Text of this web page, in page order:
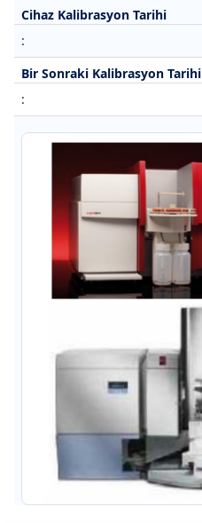
Cihaz Kalibrasyon Tarihi
:
Bir Sonraki Kalibrasyon Tarihi
: